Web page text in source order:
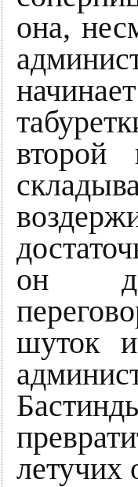
она,
второй
он
шуток и
летучих